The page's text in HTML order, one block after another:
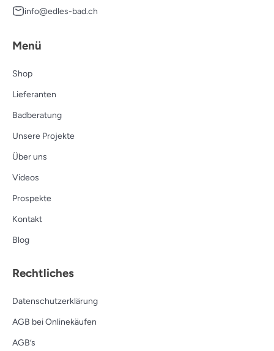
info@edles-bad.ch
Menü
Shop
Lieferanten
Badberatung
Unsere Projekte
Über uns
Videos
Prospekte
Kontakt
Blog
Rechtliches
Datenschutzerklärung
AGB bei Onlinekäufen
AGB’s